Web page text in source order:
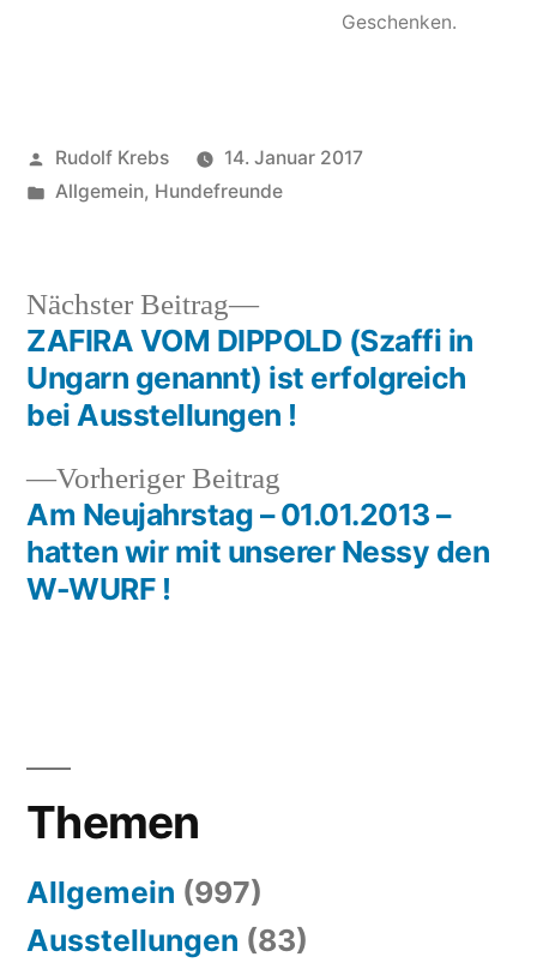
Geschenken.
Veröffentlicht
von
Rudolf Krebs
14. Januar 2017
Veröffentlicht
Allgemein, Hundefreunde
Beitragsnavigation
Vorheriger Beitrag
Beitrag:
Am Neujahrstag – 01.01.2013 –
hatten wir mit unserer Nessy den
W-WURF !
Nächster Beitrag
Nächster
Beitrag:
ZAFIRA VOM DIPPOLD (Szaffi in
Ungarn genannt) ist erfolgreich
bei Ausstellungen !
Themen
Allgemein (997)
Ausstellungen (83)